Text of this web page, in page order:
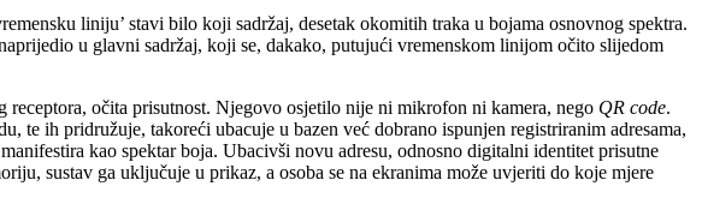
liniju’ stavi bilo koji sadržaj, desetak okomitih traka u bojama osnovnog spektra.
u glavni sadržaj, koji se, dakako, putujući vremenskom linijom očito slijedom
receptora, očita prisutnost. Njegovo osjetilo nije ni mikrofon ni kamera, nego QR code.
te ih pridružuje, takoreći ubacuje u bazen već dobrano ispunjen registriranim adresama,
kao spektar boja. Ubacivši novu adresu, odnosno digitalni identitet prisutne
sustav ga uključuje u prikaz, a osoba se na ekranima može uvjeriti do koje mjere